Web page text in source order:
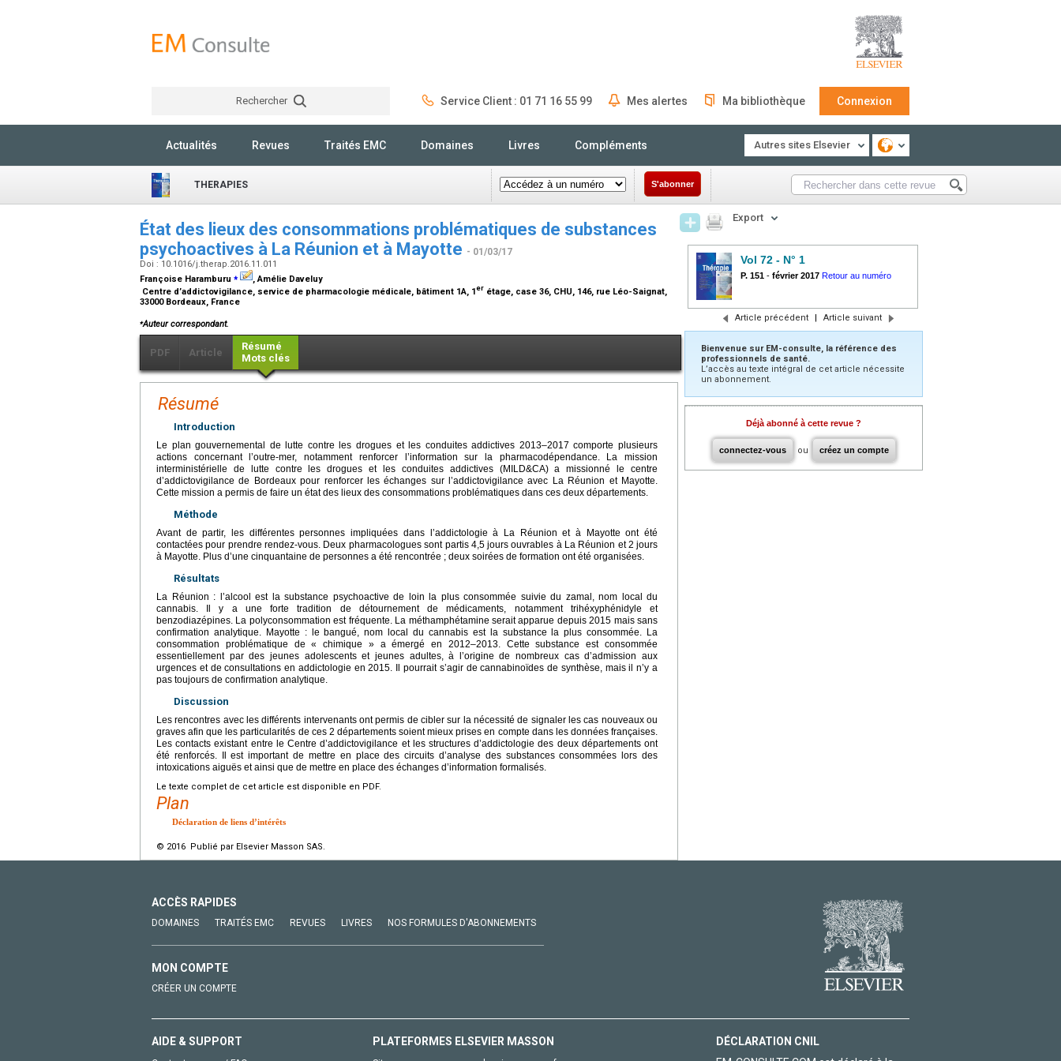
Rechercher Service Client : 01 71 16 55 99 Mes alertes Ma bibliothèque Connexion
Actualités Revues Traités EMC Domaines Livres Compléments Autres sites Elsevier
THERAPIES S'abonner
État des lieux des consommations problématiques de substances
psychoactives à La Réunion et à Mayotte - 01/03/17
Doi : 10.1016/j.therap.2016.11.011
Françoise Haramburu ⁎
, Amélie Daveluy
Centre d’addictovigilance, service de pharmacologie médicale, bâtiment 1A, 1er étage, case 36, CHU, 146, rue Léo-Saignat,
33000 Bordeaux, France
⁎Auteur correspondant.
PDF Article
Résumé
Mots clés
Résumé
Introduction
Le plan gouvernemental de lutte contre les drogues et les conduites addictives 2013–2017 comporte plusieurs
actions concernant l’outre-mer, notamment renforcer l’information sur la pharmacodépendance. La mission
interministérielle de lutte contre les drogues et les conduites addictives (MILD&CA) a missionné le centre
d’addictovigilance de Bordeaux pour renforcer les échanges sur l’addictovigilance avec La Réunion et Mayotte.
Cette mission a permis de faire un état des lieux des consommations problématiques dans ces deux départements.
Méthode
Avant de partir, les différentes personnes impliquées dans l’addictologie à La Réunion et à Mayotte ont été
contactées pour prendre rendez-vous. Deux pharmacologues sont partis 4,5 jours ouvrables à La Réunion et 2 jours
à Mayotte. Plus d’une cinquantaine de personnes a été rencontrée ; deux soirées de formation ont été organisées.
Résultats
La Réunion : l’alcool est la substance psychoactive de loin la plus consommée suivie du zamal, nom local du
cannabis. Il y a une forte tradition de détournement de médicaments, notamment trihéxyphénidyle et
benzodiazépines. La polyconsommation est fréquente. La méthamphétamine serait apparue depuis 2015 mais sans
confirmation analytique. Mayotte : le bangué, nom local du cannabis est la substance la plus consommée. La
consommation problématique de « chimique » a émergé en 2012–2013. Cette substance est consommée
essentiellement par des jeunes adolescents et jeunes adultes, à l’origine de nombreux cas d’admission aux
urgences et de consultations en addictologie en 2015. Il pourrait s’agir de cannabinoïdes de synthèse, mais il n’y a
pas toujours de confirmation analytique.
Discussion
Les rencontres avec les différents intervenants ont permis de cibler sur la nécessité de signaler les cas nouveaux ou
graves afin que les particularités de ces 2 départements soient mieux prises en compte dans les données françaises.
Les contacts existant entre le Centre d’addictovigilance et les structures d’addictologie des deux départements ont
été renforcés. Il est important de mettre en place des circuits d’analyse des substances consommées lors des
intoxications aiguës et ainsi que de mettre en place des échanges d’information formalisés.
Le texte complet de cet article est disponible en PDF.
Plan
Déclaration de liens d’intérêts
© 2016 Publié par Elsevier Masson SAS.
Export
Vol 72 - N° 1
P. 151 - février 2017 Retour au numéro
Article précédent | Article suivant
Bienvenue sur EM-consulte, la référence des
professionnels de santé.
L’accès au texte intégral de cet article nécessite
un abonnement.
Déjà abonné à cette revue ?
connectez-vous ou créez un compte
ACCÈS RAPIDES
DOMAINES TRAITÉS EMC REVUES LIVRES NOS FORMULES D'ABONNEMENTS
MON COMPTE
CRÉER UN COMPTE
AIDE & SUPPORT PLATEFORMES ELSEVIER MASSON
DÉCLARATION CNIL